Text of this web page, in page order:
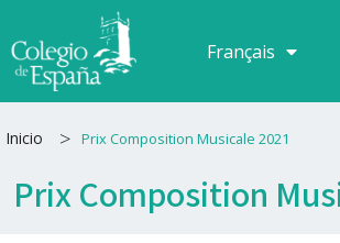
au
contenu
Français
Español
Inicio > Prix Composition Musicale 2021
Prix Composition